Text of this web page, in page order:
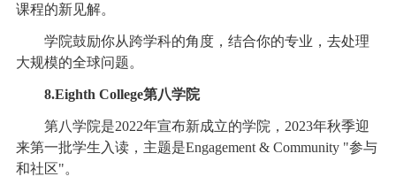
课程的新见解。
学院鼓励你从跨学科的角度，结合你的专业，去处理
大规模的全球问题。
8.Eighth College第八学院
第八学院是2022年宣布新成立的学院，2023年秋季迎
来第一批学生入读，主题是Engagement & Community "参与
和社区"。